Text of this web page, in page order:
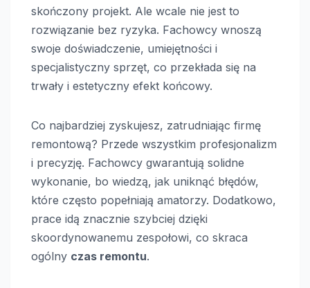
skończony projekt. Ale wcale nie jest to
rozwiązanie bez ryzyka. Fachowcy wnoszą
swoje doświadczenie, umiejętności i
specjalistyczny sprzęt, co przekłada się na
trwały i estetyczny efekt końcowy.
Co najbardziej zyskujesz, zatrudniając firmę
remontową? Przede wszystkim profesjonalizm
i precyzję. Fachowcy gwarantują solidne
wykonanie, bo wiedzą, jak uniknąć błędów,
które często popełniają amatorzy. Dodatkowo,
prace idą znacznie szybciej dzięki
skoordynowanemu zespołowi, co skraca
ogólny czas remontu.